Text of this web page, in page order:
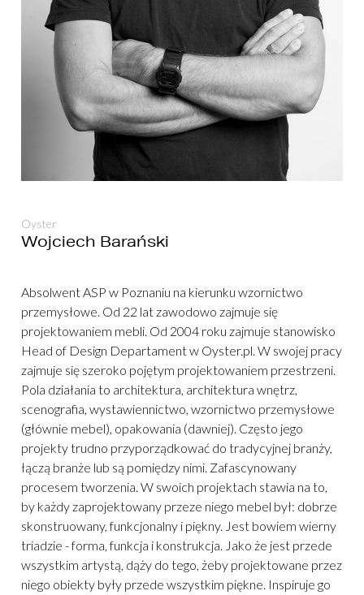
Oyster
Wojciech Barański
Absolwent ASP w Poznaniu na kierunku wzornictwo
przemysłowe. Od 22 lat zawodowo zajmuje się
projektowaniem mebli. Od 2004 roku zajmuje stanowisko
Head of Design Departament w Oyster.pl. W swojej pracy
zajmuje się szeroko pojętym projektowaniem przestrzeni.
Pola działania to architektura, architektura wnętrz,
scenografia, wystawiennictwo, wzornictwo przemysłowe
(głównie mebel), opakowania (dawniej). Często jego
projekty trudno przyporządkować do tradycyjnej branży,
łączą branże lub są pomiędzy nimi. Zafascynowany
procesem tworzenia. W swoich projektach stawia na to,
by każdy zaprojektowany przeze niego mebel był: dobrze
skonstruowany, funkcjonalny i piękny. Jest bowiem wierny
triadzie - forma, funkcja i konstrukcja. Jako że jest przede
wszystkim artystą, dąży do tego, żeby projektowane przez
niego obiekty były przede wszystkim piękne. Inspiruje go